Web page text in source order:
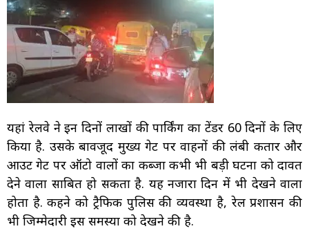
यहां रेलवे ने इन दिनों लाखों की पार्किंग का टेंडर 60 दिनों के लिए
किया है. उसके बावजूद मुख्य गेट पर वाहनों की लंबी कतार और
आउट गेट पर ऑटो वालों का कब्जा कभी भी बड़ी घटना को दावत
देने वाला साबित हो सकता है. यह नजारा दिन में भी देखने वाला
होता है. कहने को ट्रैफिक पुलिस की व्यवस्था है, रेल प्रशासन की
भी जिम्मेदारी इस समस्या को देखने की है.